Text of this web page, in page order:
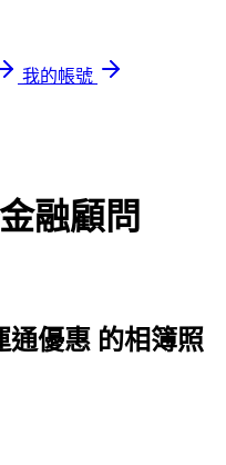
我的帳號
融顧問
通優惠 的相簿照